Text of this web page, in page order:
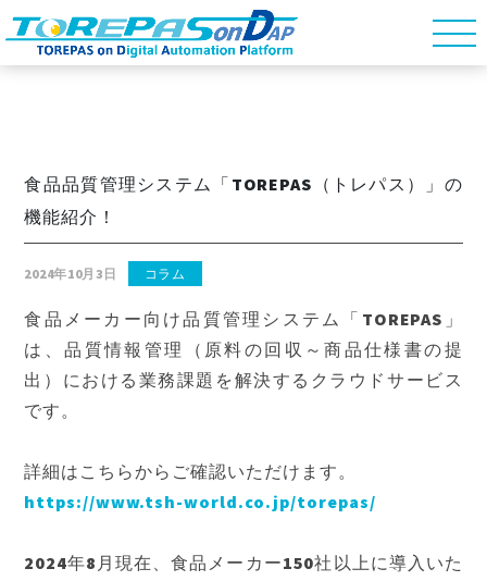
食品品質管理システム「TOREPAS（トレパス）」の
機能紹介！
2024年10月3日 コラム
食品メーカー向け品質管理システム「TOREPAS」
は、品質情報管理（原料の回収～商品仕様書の提
出）における業務課題を解決するクラウドサービス
です。
詳細はこちらからご確認いただけます。
https://www.tsh-world.co.jp/torepas/
2024年8月現在、食品メーカー150社以上に導入いた